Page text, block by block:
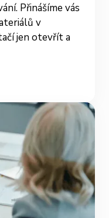
Přinášíme vás
v
jen otevřít a